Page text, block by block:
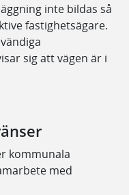
inte bildas så
fastighetsägare.
sig att vägen är i
kommunala
med